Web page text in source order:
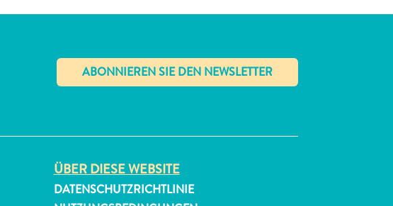
✕
ÜBER DIESE WEBSITE
DATENSCHUTZRICHTLINIE